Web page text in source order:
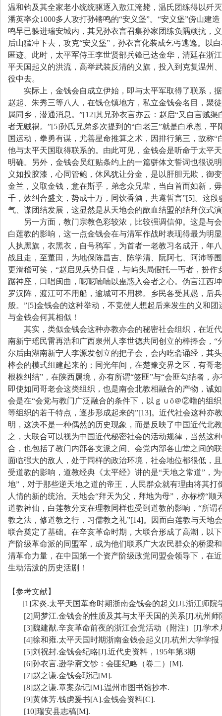
温和钧及其全家老小统统驱逐入敖江淹毙，温氏团练得以歼
潘英率众1000多人攻打孙锵鸣的“安义堡”。 “安义堡”傍山建造
鸣早已躲进瑞安城内，其兄孙衣言召集孙家团练负隅顽抗，
后山猛冲下去，攻克“安义堡” ，孙衣言化装成乞丐逃逸。以
匿迹。此时，太平军侍王李世贤部兵锋已达金华，清廷在浙
平天国起义的洪流，高举武装反清的义旗，投入到克复温州
役中去。
实际上，金钱会自成立伊始，即与太平军取得了联系，据
赵起、朱秀三等八人，在钱仓镇地方，私立金钱会名目，聚
属同乡，潜通消息。 ”[12]其兄孙衣言亦云：赵启“又自言贼渠
者无贼祸。 ”[5]孙氏兄弟多次提到的“白老三”就是白承恩，平
国运动，拳勇有谋，尤善星命推算之术，因排行第三，故称“
他与太平天国取得联系的。由此可见，金钱会是听命于太平
明确。另外，金钱会员红贴条约上的一篇骈体文誓词也很说
义如投胶漆，心同管鲍，休风犹让分金，是以肝胆无欺，御
金兰，义取金钱，意在斯乎，弟念众兄辈，当白首而如新，
千，效纠合盛文，势成十万，同饮香酒，共遵誓言”[5]。这段
气、谋团结发展，这显然是从天地会的歃血结盟的结拜仪
另一方面，教门宗教色彩较浓，比较强调信仰。这是与会
白莲教的影响，这一点金钱会在与清军作战时表现得最为明
人执黑旗，衣黑衣，自号鸦军，为首者一老教习名成开，年
战且走，至董田，为地保陈昌吉、陈学清、阮阿七、阿沛等
更滑稽可笑， “赵启见兵势日促，与屿头局假托一丐者，扮
踞神座，口唱闽曲，呢呢喃喃以蛊惑入会者之心。伪言江西
罗汉阵，渡江可不用船，逾城可不用梯。乡民各受其愚，后
般。 ”[5]金钱会的这种举动，不竞使人想起后来发生的义和
与金钱会何其相似！
其实，类似金钱会这种亦教亦会的秘密社会组织，在近代
南新宁瑶民雷再浩和广西泉州人李世德共同创立的棒捧会， “
尔后由湖南新宁人李源发创立的把子会，会内吃斋诵经，其
棒会的模式组建起来的；同光年间，在楚豫交界之区，有哥
根株纠结” ，在陕西属境，亦有所谓“签匪”与“会匪勾结者，
即使如同哥老会这类组织，也是南会北教相融合的产物，诚如
会是在“会党与教门广泛融合的条件下，以ｇｕ ō＠②噜的组织
等组织的若干特点，逐步形成起来的”[13]。近代社会这种亦
明，这决不是一种偶然的历史现象，而是反映了中国近代北
之，大联合可以视为中国近代秘密社会的活动规律，当然这
合，也包括了教门内部各支派之间、会党内部各山堂之间的
面临强大的敌人，处于同样的政治环境，社会地位都很低，
受道教的影响，道教经典《太平经》讲的是“天地之常道” ，
地” ，对于那些逆天地之道的帝王，人民群众就有理由将其
人情的新的统治。天地会“拜天为父，拜地为母” ，亦标榜“顺
道教神仙，白莲教分支在理教同样也受到道教的影响， “所谓
教之法，修道教之行，习儒教之礼”[14]。因而白莲教与天地
联合奠定了基础。在辛亥革命时期，大联合形成了高潮，以
产阶级革命派的同盟军，成为他们联系广大农民群众的桥梁
清革命力量，在中国第一个资产阶级政党同盟会领导下，在
生动活泼的历史活剧！
【参考文献】
[1]宋炎.太平天国革命时期浙南金钱会的起义 [J].浙江师院
[2]周梦江.金钱会的性质及其与太平天国的关系[J].杭州师
[3]魏建猷.辛亥革命前夜的浙江会党活动（附注） [J].学术
[4]徐和雍.太平天国时期浙南金钱会起义 [J].杭州大学学报
[5]刘祝封.金钱会纪略[J].近代史资料， 195年第3期
[6]孙衣言.逊学斋文钞：会匪纪略（卷二） [M].
[7]赵之谦.金钱会琐记[M].
[8]赵之谦.章案杂记[M].温州市图书馆抄本.
[9]黄体芳.钱虏爰书[A].金钱会资料[C].
[10]瑞安县志稿[M].